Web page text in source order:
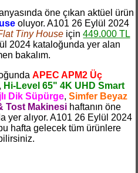
öne çıkan aktüel ürün
oluyor. A101 26 Eylül 2024
Tiny House için449.000 TL
2024 kataloğunda yer alan
bakalım.
APEC APM2 Üç
, Hi-Level 65" 4K UHD Smart
Dik Süpürge,Simfer Beyaz
Tost Makinesi haftanın öne
yer alıyor. A101 26 Eylül 2024
hafta gelecek tüm ürünlere